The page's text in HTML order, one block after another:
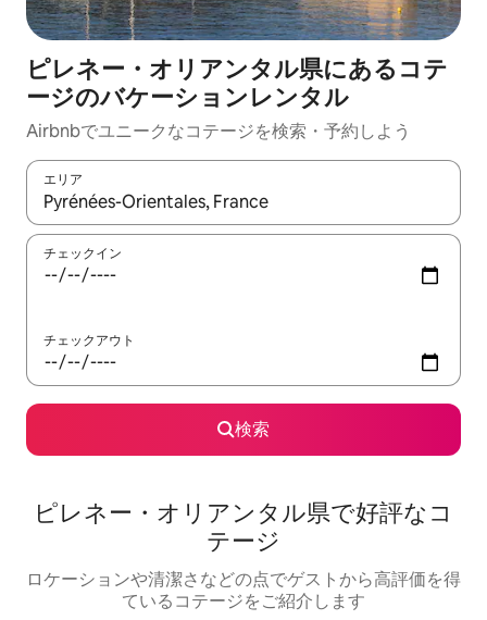
ピレネー・オリアンタル県にあるコテ
ージのバケーションレンタル
Airbnbでユニークなコテージを検索・予約しよう
エリア
検索結果が表示されたら、上下の矢印キーを使って移動するか
チェックイン
チェックアウト
検索
ピレネー・オリアンタル県で好評なコ
テージ
ロケーションや清潔さなどの点でゲストから高評価を得
ているコテージをご紹介します